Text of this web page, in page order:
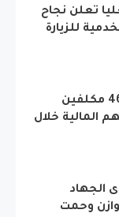
تعلن نجاح
للزيارة
هيئة النزاهة: 4604 مكلفين
المالية خلال
الجهاد
وحمت